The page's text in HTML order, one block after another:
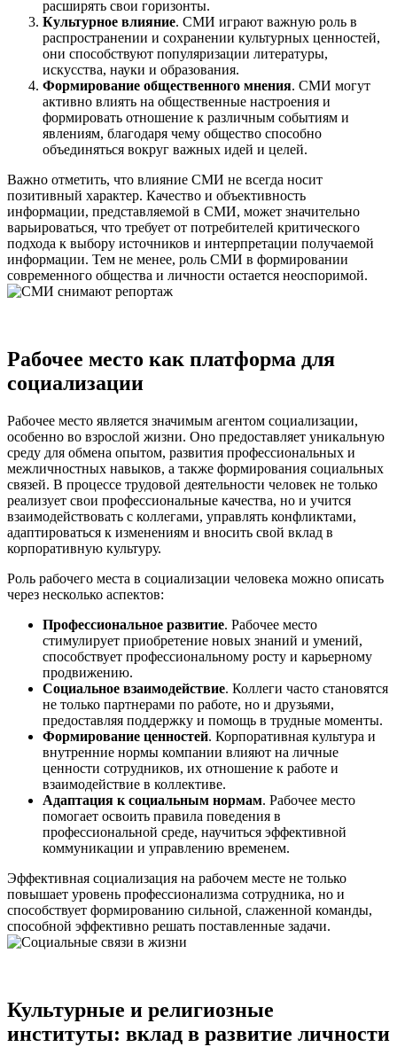
расширять свои горизонты.
Культурное влияние. СМИ играют важную роль в
распространении и сохранении культурных ценностей,
они способствуют популяризации литературы,
искусства, науки и образования.
Формирование общественного мнения. СМИ могут
активно влиять на общественные настроения и
формировать отношение к различным событиям и
явлениям, благодаря чему общество способно
объединяться вокруг важных идей и целей.
Важно отметить, что влияние СМИ не всегда носит
позитивный характер. Качество и объективность
информации, представляемой в СМИ, может значительно
варьироваться, что требует от потребителей критического
подхода к выбору источников и интерпретации получаемой
информации. Тем не менее, роль СМИ в формировании
современного общества и личности остается неоспоримой.
Рабочее место как платформа для
социализации
Рабочее место является значимым агентом социализации,
особенно во взрослой жизни. Оно предоставляет уникальную
среду для обмена опытом, развития профессиональных и
межличностных навыков, а также формирования социальных
связей. В процессе трудовой деятельности человек не только
реализует свои профессиональные качества, но и учится
взаимодействовать с коллегами, управлять конфликтами,
адаптироваться к изменениям и вносить свой вклад в
корпоративную культуру.
Роль рабочего места в социализации человека можно описать
через несколько аспектов:
Профессиональное развитие. Рабочее место
стимулирует приобретение новых знаний и умений,
способствует профессиональному росту и карьерному
продвижению.
Социальное взаимодействие. Коллеги часто становятся
не только партнерами по работе, но и друзьями,
предоставляя поддержку и помощь в трудные моменты.
Формирование ценностей. Корпоративная культура и
внутренние нормы компании влияют на личные
ценности сотрудников, их отношение к работе и
взаимодействие в коллективе.
Адаптация к социальным нормам. Рабочее место
помогает освоить правила поведения в
профессиональной среде, научиться эффективной
коммуникации и управлению временем.
Эффективная социализация на рабочем месте не только
повышает уровень профессионализма сотрудника, но и
способствует формированию сильной, слаженной команды,
способной эффективно решать поставленные задачи.
Культурные и религиозные
институты: вклад в развитие личности